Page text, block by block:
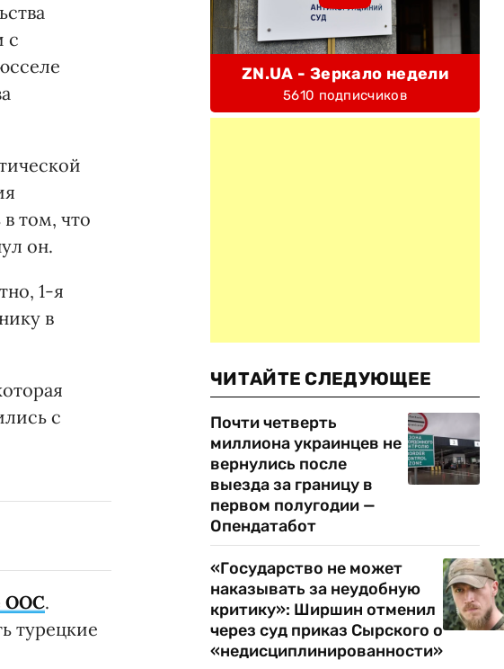
с
том, что
он.
1-я
в
с
ООС.
турецкие
ZN.UA - Зеркало недели
5610 подписчиков
ЧИТАЙТЕ СЛЕДУЮЩЕЕ
Почти четверть
миллиона украинцев не
вернулись после
выезда за границу в
первом полугодии —
Опендатабот
«Государство не может
наказывать за неудобную
критику»: Ширшин отменил
через суд приказ Сырского о
«недисциплинированности»